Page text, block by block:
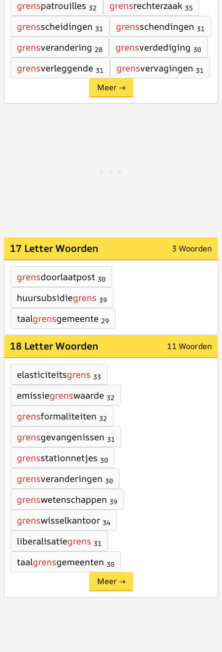
grenspatrouilles 32 grensrechterzaak 35
grensscheidingen 31 grensschendingen 31
grensverandering 28 grensverdediging 30
grensverleggende 31 grensvervagingen 31
Meer →
17 Letter Woorden 3 Woorden
grensdoorlaatpost 30
huursubsidiegrens 39
taalgrensgemeente 29
18 Letter Woorden 11 Woorden
elasticiteitsgrens 33
emissiegrenswaarde 32
grensformaliteiten 32
grensgevangenissen 31
grensstationnetjes 30
grensveranderingen 30
grenswetenschappen 39
grenswisselkantoor 34
liberalisatiegrens 31
taalgrensgemeenten 30
Meer →